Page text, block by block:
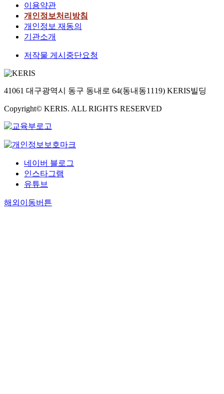
이용약관
개인정보처리방침
개인정보 재동의
기관소개
저작물 게시중단요청
41061 대구광역시 동구 동내로 64(동내동1119) KERIS빌딩
Copyright© KERIS. ALL RIGHTS RESERVED
네이버 블로그
인스타그램
유튜브
해외이동버튼